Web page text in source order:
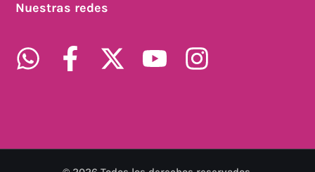
Nuestras redes